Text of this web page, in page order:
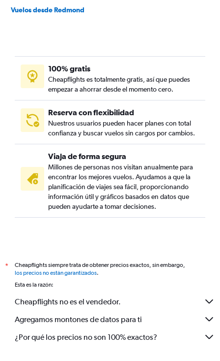
Vuelos desde Redmond
100% gratis
Cheapflights es totalmente gratis, así que puedes
empezar a ahorrar desde el momento cero.
Reserva con flexibilidad
Nuestros usuarios pueden hacer planes con total
confianza y buscar vuelos sin cargos por cambios.
Viaja de forma segura
Millones de personas nos visitan anualmente para
encontrar los mejores vuelos. Ayudamos a que la
planificación de viajes sea fácil, proporcionando
información útil y gráficos basados en datos que
pueden ayudarte a tomar decisiones.
*
Cheapflights siempre trata de obtener precios exactos, sin embargo,
los precios no están garantizados.
Esta es la razón:
Cheapflights no es el vendedor.
Agregamos montones de datos para ti
¿Por qué los precios no son 100% exactos?